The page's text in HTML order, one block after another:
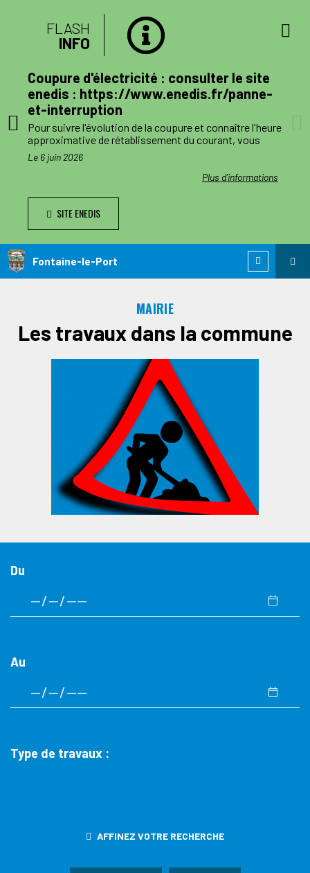
le
est
FLASH
INFO
Coupure d'électricité : consulter le site
enedis : https://www.enedis.fr/panne-
et-interruption
Plus d'informations
Pour suivre l'évolution de la coupure et connaître l'heure
approximative de rétablissement du courant, vous
pouvez consulter le site enedis.fr/panne-et-
interruption ou télécharger l'application Enedis à mes
côtés. Toutefois l'alimentation pourra être rétablie à
Le jour des travaux, si vous avez besoin d’information
complémentaire, vous pourrez nous joindre au numéro
Le 6 juin 2026
SITE ENEDIS
Fontaine-le-Port
MAIRIE
Les travaux dans la commune
Du
Au
Type de travaux :
AFFINEZ VOTRE RECHERCHE